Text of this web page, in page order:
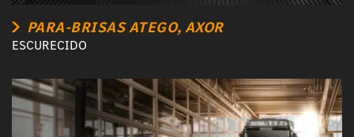
PARA-BRISAS ATEGO, AXOR
ESCURECIDO